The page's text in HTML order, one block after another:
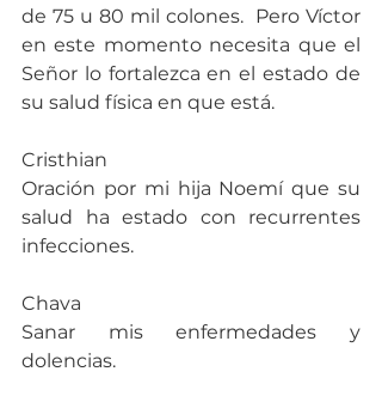
de 75 u 80 mil colones.  Pero Víctor
en este momento necesita que el
Señor lo fortalezca en el estado de
su salud física en que está.
Cristhian
Oración por mi hija Noemí que su
salud ha estado con recurrentes
infecciones.
Chava
Sanar mis enfermedades y
dolencias.